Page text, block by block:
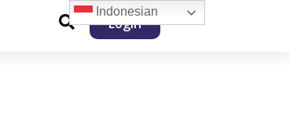
Login
Indonesian